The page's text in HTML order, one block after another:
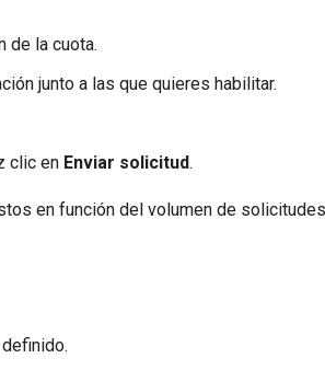
de la cuota.
junto a las que quieres habilitar.
clic en Enviar solicitud.
en función del volumen de solicitudes